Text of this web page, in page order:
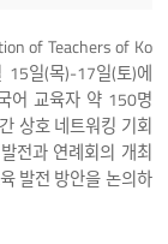
of Teachers of Ko
15일(목)-17일(토)에
어 교육자 약 150명
상호 네트워킹 기회
전과 연례회의 개최
발전 방안을 논의하